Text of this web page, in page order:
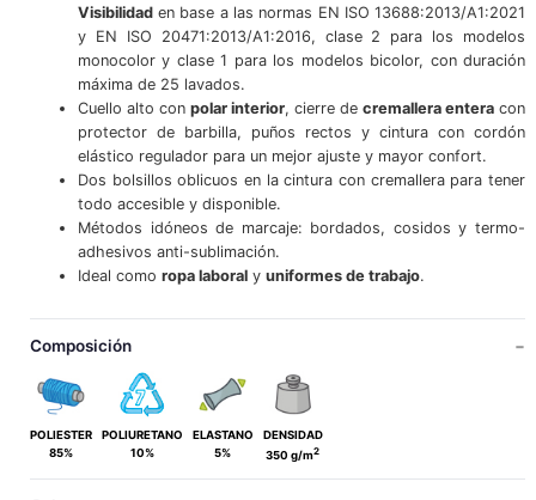
Visibilidaden base a las normas EN ISO 13688:2013/A1:2021
y EN ISO 20471:2013/A1:2016, clase 2 para los modelos
monocolor y clase 1 para los modelos bicolor, con duración
máxima de 25 lavados.
Cuello alto con polar interior, cierre decremallera entera con
protector de barbilla, puños rectos y cintura con cordón
elástico regulador para un mejor ajuste y mayor confort.
Dos bolsillos oblicuos en la cintura con cremallera para tener
todo accesible y disponible.
Métodos idóneos de marcaje: bordados, cosidos y termo-
adhesivos anti-sublimación.
Ideal como ropa laboraly uniformes de trabajo.
Composición
POLIESTER
85%
POLIURETANO
10%
ELASTANO
5%
DENSIDAD
350 g/m2